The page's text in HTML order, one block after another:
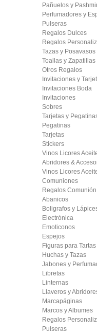
Pañuelos y
Perfumadores y
Pulseras
Regalos Dulces
Regalos
Tazas y Posavasos
Toallas y Zapatillas
Otros Regalos
Invitaciones y
Invitaciones Boda
Invitaciones
Sobres
Tarjetas y
Pegatinas
Tarjetas
Stickers
Vinos Licores
Abridores &
Vinos Licores
Comuniones
Regalos Comunión
Abanicos
Boligrafos y
Electrónica
Emoticonos
Espejos
Figuras para Tartas
Huchas y Tazas
Jabones y
Libretas
Linternas
Llaveros y
Marcapáginas
Marcos y Albumes
Regalos
Pulseras